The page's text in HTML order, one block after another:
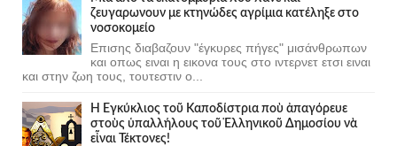
ζευγαρωνουν με κτηνώδες αγρίμια κατέληξε στο
νοσοκομείο
Επισης διαβαζουν "έγκυρες πήγες" μισάνθρωπων
και οπως ειναι η εικονα τους στο ιντερνετ ετσι ειναι
και στην ζωη τους, τουτεστιν ο...
Ἡ Ἐγκύκλιος τοῦ Καποδίστρια ποὺ ἀπαγόρευε
στοὺς ὑπαλλήλους τοῦ Ἑλληνικοῦ Δημοσίου νὰ
εἶναι Τέκτονες!